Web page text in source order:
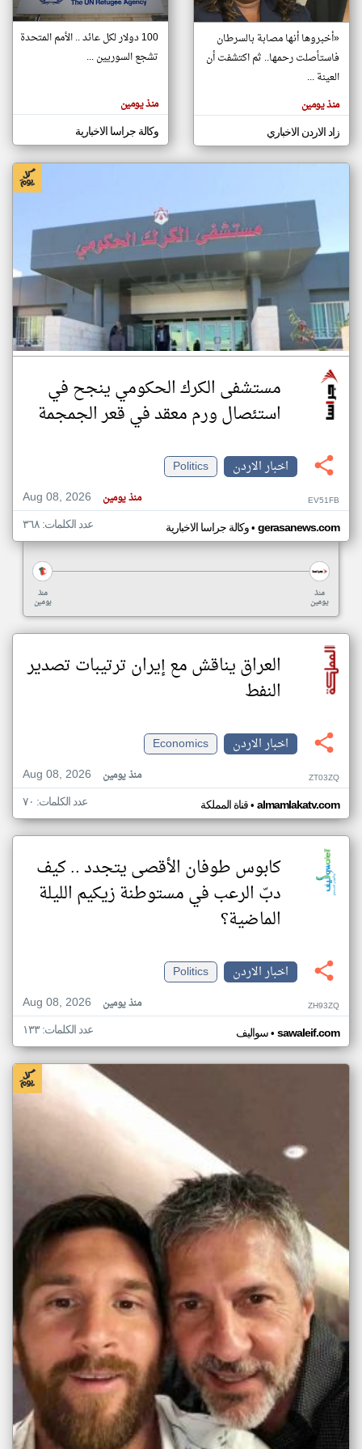
تغيير الدولة
اخبار الاردن على مدار الساعة
أهم اخبار الاردن العاجلة والمباشرة
المقالات
هنا عن
وجهة
كاتبيها.
«أخبروها أنها مصابة بالسرطان
فاستأصلت رحمها.. ثم اكتشفت أن
العينة ...
منذ يومين
زاد الاردن الاخباري
100 دولار لكل عائد .. الأمم المتحدة
تشجع السوريين ...
منذ يومين
وكالة جراسا الاخبارية
مستشفى الكرك الحكومي ينجح في
استئصال ورم معقد في قعر الجمجمة
اخبار الاردن
Politics
Aug 08, 2026
منذ يومين EV51FB
وكالة جراسا الاخبارية• gerasanews.com عدد الكلمات: ٣٦٨
منذ
يومين
منذ
يومين
العراق يناقش مع إيران ترتيبات تصدير
النفط
اخبار الاردن
Economics
Aug 08, 2026
منذ يومين ZT03ZQ
قناة المملكة• almamlakatv.com عدد الكلمات: ٧٠
كابوس طوفان الأقصى يتجدد .. كيف
دبّ الرعب في مستوطنة زيكيم الليلة
الماضية؟
اخبار الاردن
Politics
Aug 08, 2026
منذ يومين ZH93ZQ
سواليف• sawaleif.com عدد الكلمات: ١٣٣
klyoum.com